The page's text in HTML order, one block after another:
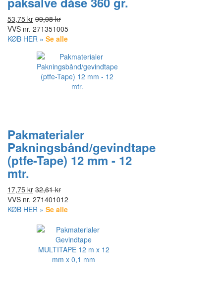
53,75 kr 99,08 kr
VVS nr. 271351005
KØB HER » Se alle
Pakmaterialer
Pakningsbånd/gevindtape
(ptfe-Tape) 12 mm - 12
mtr.
17,75 kr 32,61 kr
VVS nr. 271401012
KØB HER » Se alle